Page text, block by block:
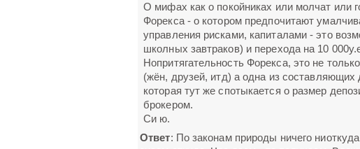
О мифах как о покойниках или молчат или
Форекса - о котором предпочитают
управления рисками, капиталами - это
школных завтраков) и перехода на 10
Нопритягательность Форекса, это не
(жён, друзей, итд) а одна из составляющих
которая тут же спотыкается о размер
брокером.
Си ю.
Ответ: По законам природы ничего